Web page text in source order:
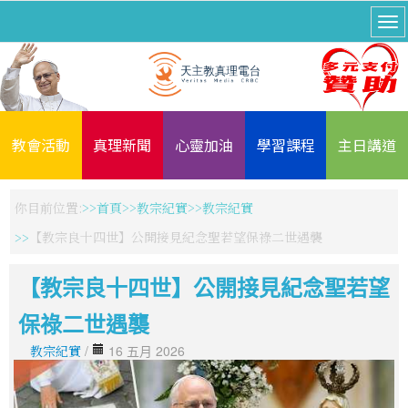
教會活動 真理新聞 心靈加油 學習課程 主日講道
你目前位置: 首頁 教宗紀實
教宗紀實
【教宗良十四世】公開接見紀念聖若望保祿二世遇襲
【教宗良十四世】公開接見紀念聖若望
保祿二世遇襲
教宗紀實 / 16 五月 2026